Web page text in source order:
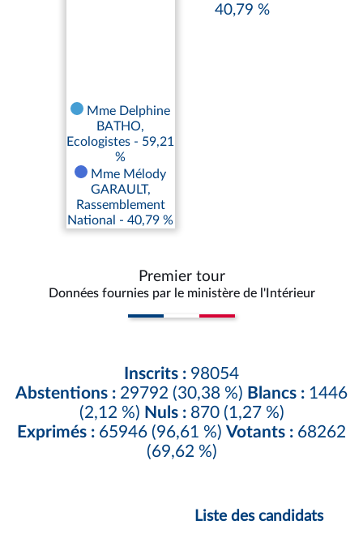
Mme Delphine
BATHO,
Ecologistes - 59,21
%
Mme Mélody
GARAULT,
Rassemblement
National - 40,79 %
40,79 %
Premier tour
Données fournies par le ministère de l'Intérieur
Inscrits : 98054
Abstentions : 29792 (30,38 %) Blancs : 1446
(2,12 %) Nuls :870 (1,27 %)
Exprimés : 65946 (96,61 %) Votants : 68262
(69,62 %)
Liste des candidats